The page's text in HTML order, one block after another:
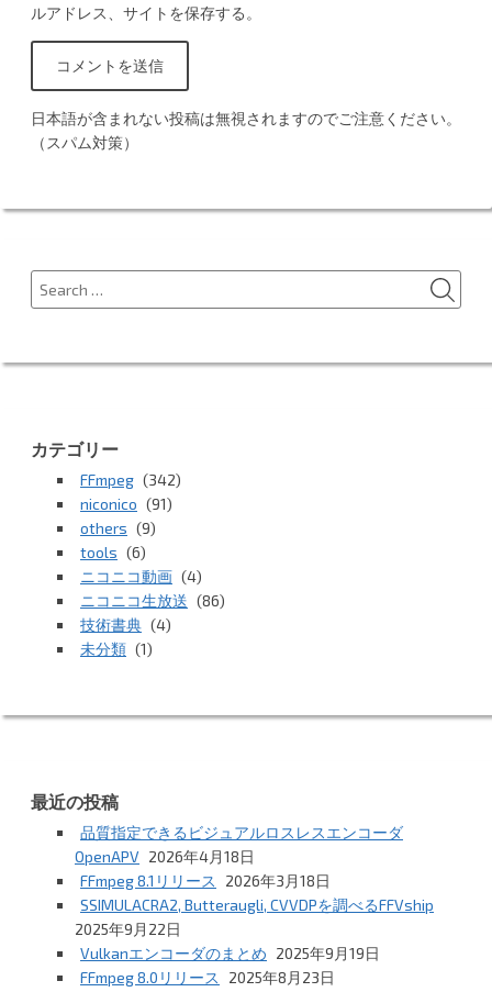
ルアドレス、サイトを保存する。
日本語が含まれない投稿は無視されますのでご注意ください。
（スパム対策）
Search
for:
カテゴリー
FFmpeg (342)
niconico (91)
others (9)
tools (6)
ニコニコ動画 (4)
ニコニコ生放送 (86)
技術書典 (4)
未分類 (1)
最近の投稿
品質指定できるビジュアルロスレスエンコーダ
OpenAPV 2026年4月18日
FFmpeg 8.1リリース
2026年3月18日
SSIMULACRA2, Butteraugli, CVVDPを調べるFFVship
2025年9月22日
Vulkanエンコーダのまとめ 2025年9月19日
FFmpeg 8.0リリース
2025年8月23日